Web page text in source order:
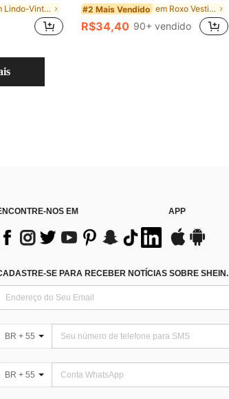
em Lindo-Vintage Vestidos de dormir plus size #2 Mais Vendido em Roxo Vestidos de dormir plus size
R$34,40 90+ vendido
NOS EM APP
SE PARA RECEBER NOTÍCIAS SOBRE SHEIN.
BR + 55
BR + 55